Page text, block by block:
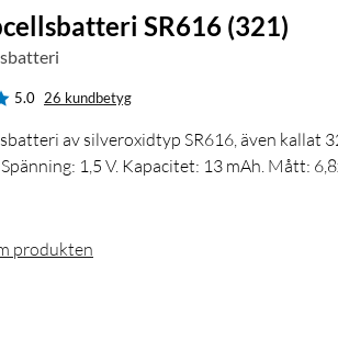
SR616 (321)
5.0 26 kundbetyg
av silveroxidtyp SR616, även kallat
1,5 V. Kapacitet: 13 mAh. Mått:
produkten